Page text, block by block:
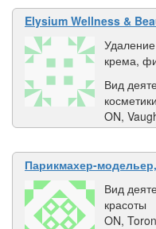
Elysium Wellness &
крема,
Вид
ON,
Парикмахер-
Вид
красоты
ON,